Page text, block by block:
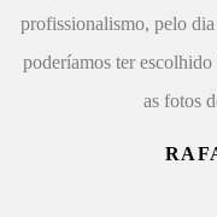
profissionalismo, pelo dia
poderíamos ter
as fotos